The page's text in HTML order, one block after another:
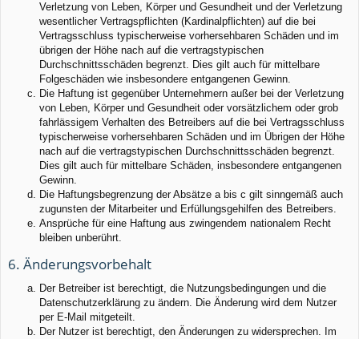
Verletzung von Leben, Körper und Gesundheit und der Verletzung
wesentlicher Vertragspflichten (Kardinalpflichten) auf die bei
Vertragsschluss typischerweise vorhersehbaren Schäden und im
übrigen der Höhe nach auf die vertragstypischen
Durchschnittsschäden begrenzt. Dies gilt auch für mittelbare
Folgeschäden wie insbesondere entgangenen Gewinn.
Die Haftung ist gegenüber Unternehmern außer bei der Verletzung
von Leben, Körper und Gesundheit oder vorsätzlichem oder grob
fahrlässigem Verhalten des Betreibers auf die bei Vertragsschluss
typischerweise vorhersehbaren Schäden und im Übrigen der Höhe
nach auf die vertragstypischen Durchschnittsschäden begrenzt.
Dies gilt auch für mittelbare Schäden, insbesondere entgangenen
Gewinn.
Die Haftungsbegrenzung der Absätze a bis c gilt sinngemäß auch
zugunsten der Mitarbeiter und Erfüllungsgehilfen des Betreibers.
Ansprüche für eine Haftung aus zwingendem nationalem Recht
bleiben unberührt.
6. Änderungsvorbehalt
Der Betreiber ist berechtigt, die Nutzungsbedingungen und die
Datenschutzerklärung zu ändern. Die Änderung wird dem Nutzer
per E-Mail mitgeteilt.
Der Nutzer ist berechtigt, den Änderungen zu widersprechen. Im